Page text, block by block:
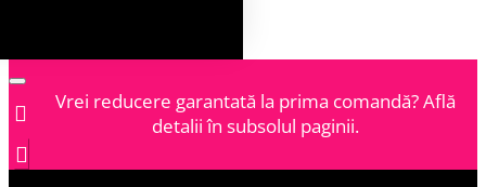
Vrei reducere garantată la prima comandă? Află
detalii în subsolul paginii.